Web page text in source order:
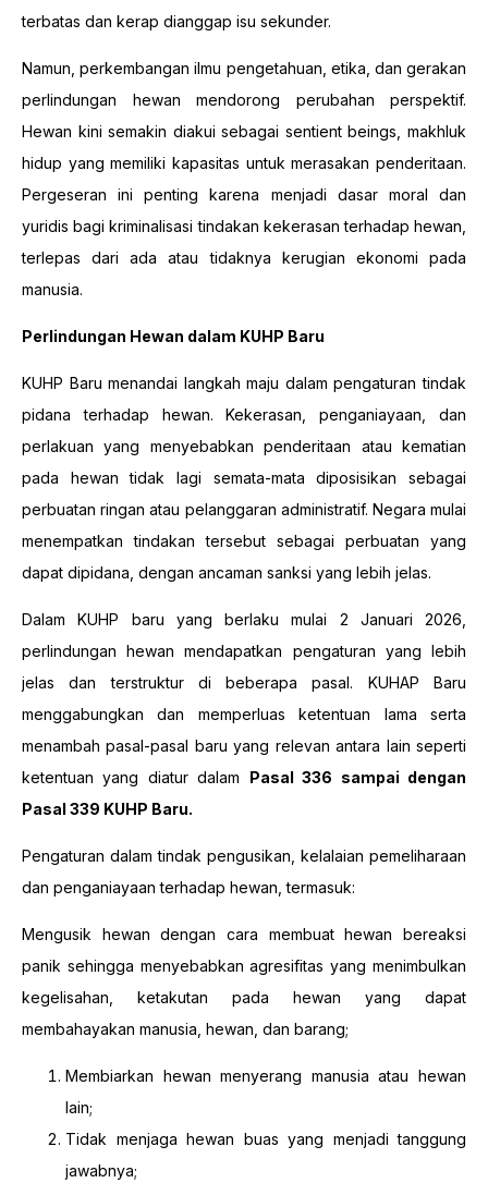
terbatas dan kerap dianggap isu sekunder.
Namun, perkembangan ilmu pengetahuan, etika, dan gerakan
perlindungan hewan mendorong perubahan perspektif.
Hewan kini semakin diakui sebagai sentient beings, makhluk
hidup yang memiliki kapasitas untuk merasakan penderitaan.
Pergeseran ini penting karena menjadi dasar moral dan
yuridis bagi kriminalisasi tindakan kekerasan terhadap hewan,
terlepas dari ada atau tidaknya kerugian ekonomi pada
manusia.
Perlindungan Hewan dalam KUHP Baru
KUHP Baru menandai langkah maju dalam pengaturan tindak
pidana terhadap hewan. Kekerasan, penganiayaan, dan
perlakuan yang menyebabkan penderitaan atau kematian
pada hewan tidak lagi semata-mata diposisikan sebagai
perbuatan ringan atau pelanggaran administratif. Negara mulai
menempatkan tindakan tersebut sebagai perbuatan yang
dapat dipidana, dengan ancaman sanksi yang lebih jelas.
Dalam KUHP baru yang berlaku mulai 2 Januari 2026,
perlindungan hewan mendapatkan pengaturan yang lebih
jelas dan terstruktur di beberapa pasal. KUHAP Baru
menggabungkan dan memperluas ketentuan lama serta
menambah pasal-pasal baru yang relevan antara lain seperti
ketentuan yang diatur dalam Pasal 336 sampai dengan
Pasal 339 KUHP Baru.
Pengaturan dalam tindak pengusikan, kelalaian pemeliharaan
dan penganiayaan terhadap hewan, termasuk:
Mengusik hewan dengan cara membuat hewan bereaksi
panik sehingga menyebabkan agresifitas yang menimbulkan
kegelisahan, ketakutan pada hewan yang dapat
membahayakan manusia, hewan, dan barang;
Membiarkan hewan menyerang manusia atau hewan
lain;
Tidak menjaga hewan buas yang menjadi tanggung
jawabnya;